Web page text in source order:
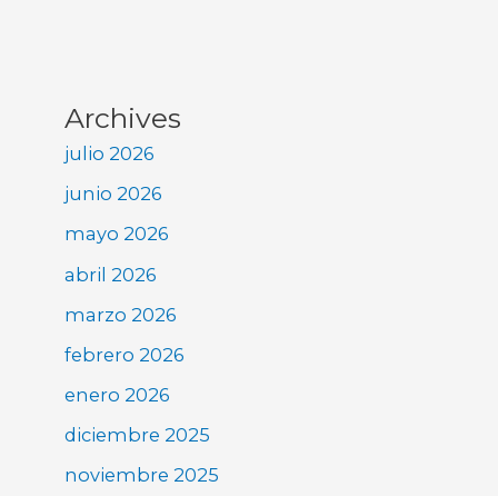
Archives
julio 2026
junio 2026
mayo 2026
abril 2026
marzo 2026
febrero 2026
enero 2026
diciembre 2025
noviembre 2025